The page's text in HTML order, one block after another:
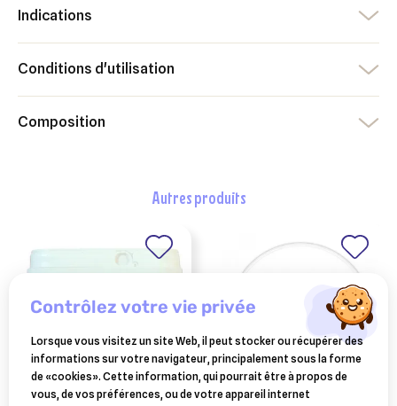
Indications
Conditions d'utilisation
Composition
autres produits
HORSE MASTER ESC LABORATOIRE
contrôlez votre vie privée
Lorsque vous visitez un site Web, il peut stocker ou récupérer des
informations sur votre navigateur, principalement sous la forme
de «cookies». Cette information, qui pourrait être à propos de
vous, de vos préférences, ou de votre appareil internet